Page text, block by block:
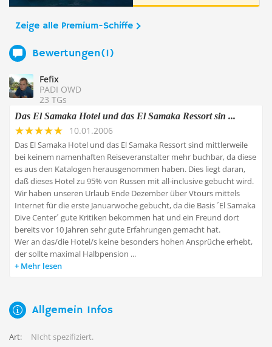
Zeige alle Premium-Schiffe
Bewertungen(1)
Fefix
PADI OWD
23 TGs
Das El Samaka Hotel und das El Samaka Ressort sin ...
10.01.2006
Das El Samaka Hotel und das El Samaka Ressort sind mittlerweile
bei keinem namenhaften Reiseveranstalter mehr buchbar, da diese
es aus den Katalogen herausgenommen haben. Dies liegt daran,
daß dieses Hotel zu 95% von Russen mit all-inclusive gebucht wird.
Wir haben unseren Urlaub Ende Dezember über Vtours mittels
Internet für die erste Januarwoche gebucht, da die Basis ´El Samaka
Dive Center´ gute Kritiken bekommen hat und ein Freund dort
bereits vor 10 Jahren sehr gute Erfahrungen gemacht hat.
Wer an das/die Hotel/s keine besonders hohen Ansprüche erhebt,
der sollte maximal Halbpension ...
Mehr lesen
Allgemein Infos
Art: NIcht spezifiziert.